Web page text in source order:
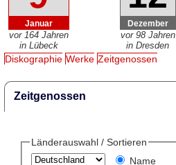
Januar
vor 164 Jahren
in Lübeck
Dezember
vor 98 Jahren
in Dresden
Diskographie Werke Zeitgenossen
Zeitgenossen
Länderauswahl / Sortieren
Name